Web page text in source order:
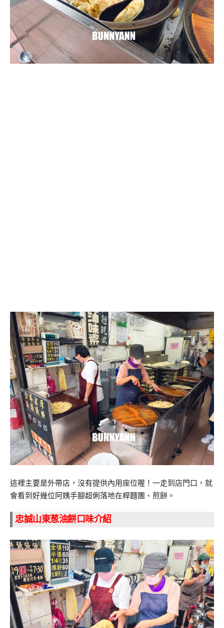
這裡主要是外帶店，沒有提供內用座位喔！一走到店門口，就
會看到好幾位阿姨手腳超俐落地在桿麵團、煎餅。
忠誠山東葱油餅口味介紹